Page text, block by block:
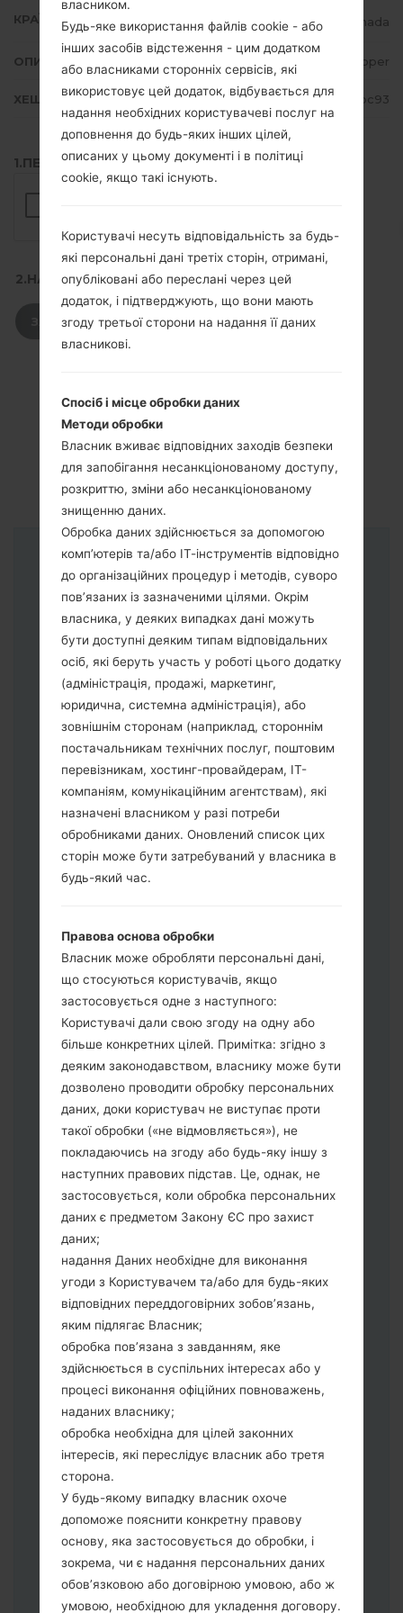
КРАЇНА Canada
ОПИС Telus, Koodo, Rockhopper
ХЕШ 800e224f76d38c74fa82b7904f3abc93
1.ПЕРЕВІРТИ НАЯВНІСТЬ RECAPTCHA
2.НАТИСНІТЬ, ЩОБ ЗАВАНТАЖИТИ
ЗАВАНТАЖИТИ
Інструкції
Завантажте на свій ПК:Odin 3.
Далі завантажте та розпакуйте файл
прошивки тут) або 5 (Вибрати 5 файл
прошивки тут) файлів для прошивки:
AP: "System & Recovery"
CP: "Modem & Radio"
CSC_***: "Country & Region & Operator"
HOME_CSC_***: "Country & Region &
Operator"
Додайте усі файли у програму Odin 3.
Якщо ви хочете прошити телефон та
скинути до заводських налаштувань
оберіть CSC_***, у іншому випадку
виберіть HOME_CSC_*** для
збереження Ваших даних.
Тепер вимкніть пристрій і увійдіть у
"Download" режим. Усі методи як це
зробити:
Натисніть та утримуйти клавіші:
живлення, збільшення гучності та Bixbi.
Натисніть та утримуйте клавіші:
зменшення та збільшення гучності.
Підключивши телефон до ПК
використовуючи USB кабель.
Натисніть та утримуйти клавіші:
живлення, збільшення гучності та
додому.
Підключіть USB кабель та натисніть
клавіші: зменшення звуку та Bixbi.
Натисніть та утримуйти клавіші:
живлення та збільшення гучності.
Далі підключить телефон до ПК,
програма Odin повина виявити Ваш
власником.
Будь-яке використання файлів cookie - або
інших засобів відстеження - цим додатком
або власниками сторонніх сервісів, які
використовує цей додаток, відбувається для
надання необхідних користувачеві послуг на
доповнення до будь-яких інших цілей,
описаних у цьому документі і в політиці
cookie, якщо такі існують.
Користувачі несуть відповідальність за будь-
які персональні дані третіх сторін, отримані,
опубліковані або переслані через цей
додаток, і підтверджують, що вони мають
згоду третьої сторони на надання її даних
власникові.
Спосіб і місце обробки даних
Методи обробки
Власник вживає відповідних заходів безпеки
для запобігання несанкціонованому доступу,
розкриттю, зміни або несанкціонованому
знищенню даних.
Обробка даних здійснюється за допомогою
комп’ютерів та/або ІТ-інструментів відповідно
до організаційних процедур і методів, суворо
пов’язаних із зазначеними цілями. Окрім
власника, у деяких випадках дані можуть
бути доступні деяким типам відповідальних
осіб, які беруть участь у роботі цього додатку
(адміністрація, продажі, маркетинг,
юридична, системна адміністрація), або
зовнішнім сторонам (наприклад, стороннім
постачальникам технічних послуг, поштовим
перевізникам, хостинг-провайдерам, ІТ-
компаніям, комунікаційним агентствам), які
назначені власником у разі потреби
обробниками даних. Оновлений список цих
сторін може бути затребуваний у власника в
будь-який час.
Правова основа обробки
Власник може обробляти персональні дані,
що стосуються користувачів, якщо
застосовується одне з наступного:
Користувачі дали свою згоду на одну або
більше конкретних цілей. Примітка: згідно з
деяким законодавством, власнику може бути
дозволено проводити обробку персональних
даних, доки користувач не виступає проти
такої обробки («не відмовляється»), не
покладаючись на згоду або будь-яку іншу з
наступних правових підстав. Це, однак, не
застосовується, коли обробка персональних
даних є предметом Закону ЄС про захист
даних;
надання Даних необхідне для виконання
угоди з Користувачем та/або для будь-яких
відповідних переддоговірних зобов’язань,
яким підлягає Власник;
обробка пов’язана з завданням, яке
здійснюється в суспільних інтересах або у
процесі виконання офіційних повноважень,
наданих власнику;
обробка необхідна для цілей законних
інтересів, які переслідує власник або третя
сторона.
У будь-якому випадку власник охоче
допоможе пояснити конкретну правову
основу, яка застосовується до обробки, і
зокрема, чи є надання персональних даних
обов’язковою або договірною умовою, або ж
умовою, необхідною для укладення договору.